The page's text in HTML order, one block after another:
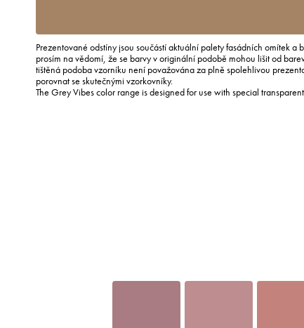
Prezentované odstíny jsou součástí aktuální palety fasádních omítek a
prosím na vědomí, že se barvy v originální podobě mohou lišit od
tištěná podoba vzorníku není považována za plně spolehlivou
porovnat se skutečnými vzorkovníky.
The Grey Vibes color range is designed for use with special